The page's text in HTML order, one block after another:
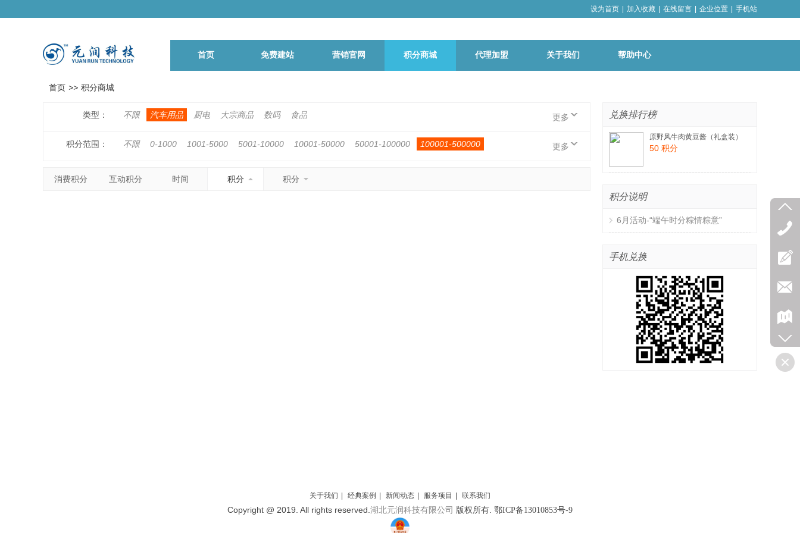
首页 免费建站 营销官网 积分商城 代理加盟 关于我们 帮助中心
设为首页 加入收藏 在线留言 企业位置 手机站
首页 >> 积分商城
类型： 不限 汽车用品 厨电 大宗商品 数码 食品 更多
积分范围： 不限 0-1000 1001-5000 5001-10000 10001-50000 50001-100000
100001-500000
更多
消费积分 互动积分 时间 积分 积分
兑换排行榜
原野风牛肉黄豆酱（礼盒装）
50 积分
积分说明
6月活动-“端午时分粽情粽意”
手机兑换
关于我们 经典案例 新闻动态 服务项目 联系我们
Copyright @ 2019. All rights reserved. 湖北元润科技有限公司 版权所有. 鄂ICP备13010853号-9